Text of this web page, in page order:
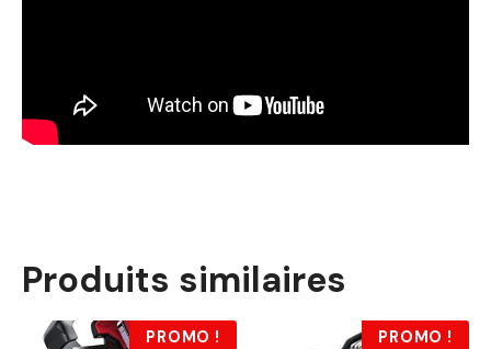
Produits similaires
PROMO ! PROMO !